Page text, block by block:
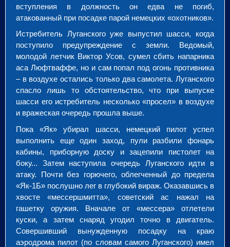
вступления в должность он едва не погиб,
атакованный при посадке парой немецких «охотников».
Истребитель Луганского уже выпустил шасси, когда
поступило предупреждение с земли. Ведомый,
молодой летчик Виктор Усов, сумел сбить напарника
аса Люфтваффе, но и сам попал под огонь противника
– в воздухе остались только два самолета. Луганского
спасло лишь то обстоятельство, что при выпуске
шасси его истребитель несколько «просел» в воздухе
и вражеская очередь прошла выше.
Пока «Як» убирал шасси, немецкий пилот успел
выполнить еще один заход, пули разбили фонарь
кабины, приборную доску и зацепили пистолет на
боку... Затем наступила очередь Луганского идти в
атаку. Почти без горючего, облегченный до предела
«Як-1Б» послушно лег в глубокий вираж. Оказавшись в
хвосте «мессершмитта», советский ас нажал на
гашетку оружия. Вначале от «мессера» отлетели
куски, а затем снаряд угодил точно в двигатель.
Совершивший вынужденную посадку на краю
аэродрома пилот (по словам самого Луганского) имел